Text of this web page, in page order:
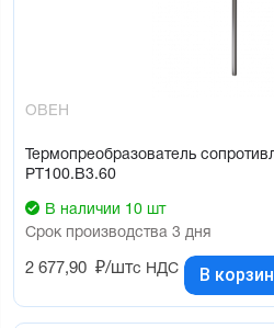
ОВЕН
Термопреобразователь
РТ100.В3.60
В наличии 10 шт
Срок производства 3 дня
2 677,90 ₽/штс НДС В